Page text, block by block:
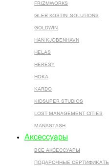
FRIZMWORKS
GLEB KOSTIN .SOLUTIONS
GOLDWIN
HAN KJOBENHAVN
HELAS
HERESY
HOKA
KARDO
KIDSUPER STUDIOS
LOST MANAGEMENT CITIES
MANASTASH
Аксессуары
ВСЕ AКСЕССУАРЫ
ПОДАРОЧНЫЕ СЕРТИФИКАТЫ